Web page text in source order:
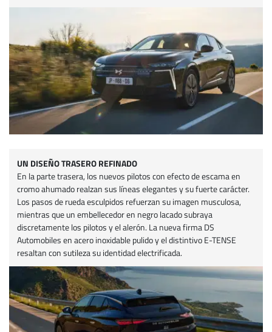
UN DISEÑO TRASERO REFINADO
En la parte trasera, los nuevos pilotos con efecto de escama en
cromo ahumado realzan sus líneas elegantes y su fuerte carácter.
Los pasos de rueda esculpidos refuerzan su imagen musculosa,
mientras que un embellecedor en negro lacado subraya
discretamente los pilotos y el alerón. La nueva firma DS
Automobiles en acero inoxidable pulido y el distintivo E-TENSE
resaltan con sutileza su identidad electrificada.